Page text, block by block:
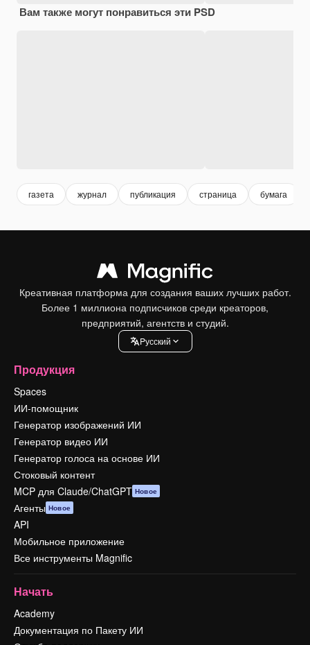
Вам также могут понравиться эти PSD
газета журнал публикация страница бумага
Креативная платформа для создания ваших лучших работ.
Более 1 миллиона подписчиков среди креаторов,
предприятий, агентств и студий.
Pусский
Продукция
Spaces
ИИ-помощник
Генератор изображений ИИ
Генератор видео ИИ
Генератор голоса на основе ИИ
Стоковый контент
MCP для Claude/ChatGPT Новое
Агенты Новое
API
Мобильное приложение
Все инструменты Magnific
Начать
Academy
Документация по Пакету ИИ